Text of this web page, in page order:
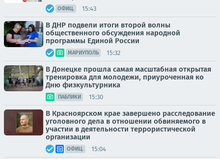
ОФИЦ. 15:43
В ДНР подвели итоги второй волны
общественного обсуждения народной
программы Единой России
МАРИУПОЛЬ 15:32
В Донецке прошла самая масштабная открытая
тренировка для молодежи, приуроченная ко
Дню физкультурника
ПАБЛИКИ 15:30
В Красноярском крае завершено расследование
уголовного дела в отношении обвиняемого в
участии в деятельности террористической
организации
ОФИЦ. 15:04